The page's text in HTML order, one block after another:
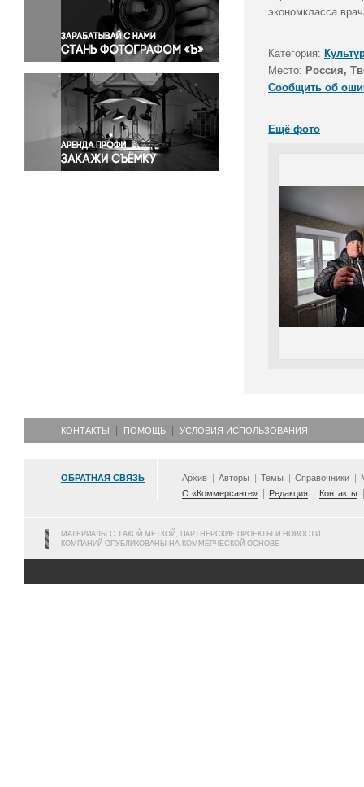
Правосудие
Происшествия и конфликты
Религия
Светская жизнь
Спорт
Экология
Экономика и бизнес
экономкласса
Категория:
Место: Россия,
Сообщить об
Ещё фото
КОНТАКТЫ ПОМОЩЬ УСЛОВИЯ ИСПОЛЬЗОВАНИЯ
ОБРАТНАЯ СВЯЗЬ Архив Авторы Темы Справочники
О «Коммерсанте»
Редакция Контакты
МАТЕРИАЛЫ С ТАКОЙ МЕТКОЙ, ПАРТНЕРСКИЕ ПРОЕКТЫ И НОВОСТИ
КОМПАНИЙ ОПУБЛИКОВАНЫ НА КОММЕРЧЕСКОЙ ОСНОВЕ